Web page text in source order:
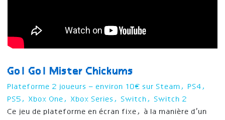
Go! Go! Mister Chickums
Plateforme 2 joueurs – environ 10€ sur Steam, PS4,
PS5, Xbox One, Xbox Series, Switch, Switch 2
Ce jeu de plateforme en écran fixe, à la manière d’un